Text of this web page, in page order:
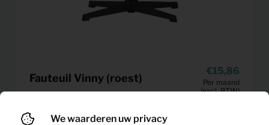
Fauteuil Vinny (roest)
15,86
Per maand
(excl. BTW)
We waarderen uw privacy